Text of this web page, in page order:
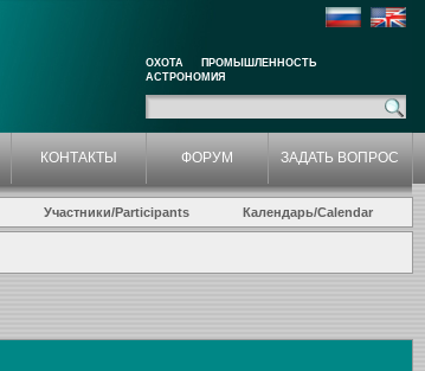
ОХОТА
ПРОМЫШЛЕННОСТЬ
АСТРОНОМИЯ
КОНТАКТЫ ФОРУМ ЗАДАТЬ ВОПРОС
Участники/Participants Календарь/Calendar